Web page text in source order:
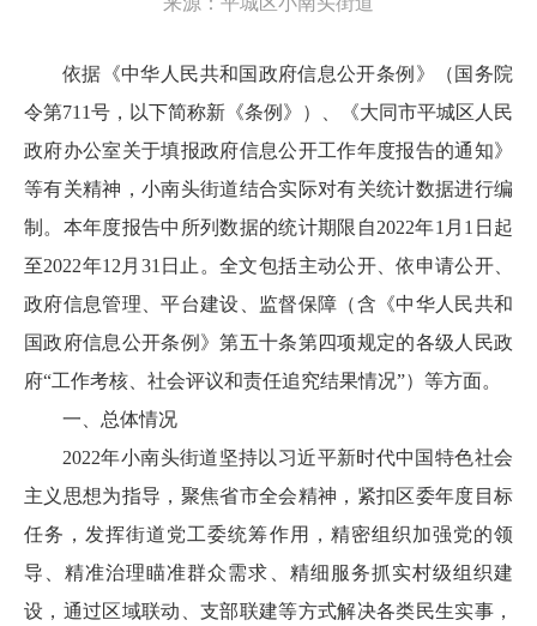
依据《中华人民共和国政府信息公开条例》（国务院
令第711号，以下简称新《条例》）、《大同市平城区人民
政府办公室关于填报政府信息公开工作年度报告的通知》
等有关精神，小南头街道结合实际对有关统计数据进行编
制。本年度报告中所列数据的统计期限自2022年1月1日起
至2022年12月31日止。全文包括主动公开、依申请公开、
政府信息管理、平台建设、监督保障（含《中华人民共和
国政府信息公开条例》第五十条第四项规定的各级人民政
府“工作考核、社会评议和责任追究结果情况”）等方面。
一、总体情况
2022年小南头街道坚持以习近平新时代中国特色社会
主义思想为指导，聚焦省市全会精神，紧扣区委年度目标
任务，发挥街道党工委统筹作用，精密组织加强党的领
导、精准治理瞄准群众需求、精细服务抓实村级组织建
设，通过区域联动、支部联建等方式解决各类民生实事，